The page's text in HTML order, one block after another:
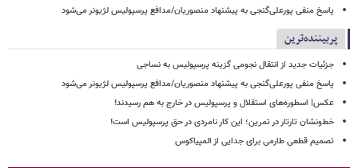
پاسخ منفی پورعلی‌گنجی به پیشنهاد منصوریان/مدافع پرسپولیس لژیونر می‌شود
پربیننده‌ترین
جزئیات جدید از انتقال نجومی گزینه پرسپولیس به نساجی
پاسخ منفی پورعلی‌گنجی به پیشنهاد منصوریان/مدافع پرسپولیس لژیونر می‌شود
عکس| اسطوره‌های استقلال و پرسپولیس در خارج به هم رسیدند!
خط‌ونشان تارتار در تمرین؛ این کار نامردی در حق پرسپولیس است!
تصمیم قطعی طارمی برای جدایی از المپیاکوس